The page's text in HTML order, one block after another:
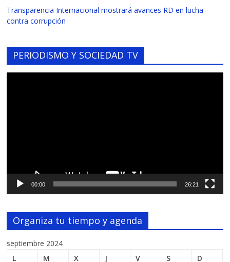
Transparencia Internacional mostrará avances RD en lucha
contra corrupción
PERIODISMO Y SOCIEDAD TV
00:00 26:21
Organiza tu tiempo y agenda
septiembre 2024
L
M X J V S D